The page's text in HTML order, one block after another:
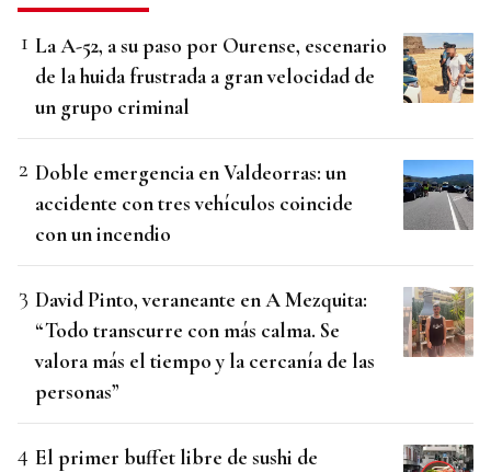
La A-52, a su paso por Ourense, escenario
de la huida frustrada a gran velocidad de
un grupo criminal
Doble emergencia en Valdeorras: un
accidente con tres vehículos coincide
con un incendio
David Pinto, veraneante en A Mezquita:
“Todo transcurre con más calma. Se
valora más el tiempo y la cercanía de las
personas”
El primer buffet libre de sushi de